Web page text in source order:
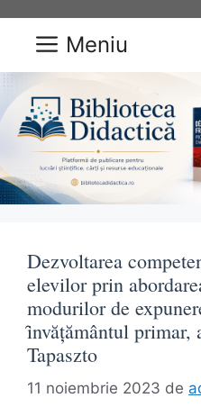
conținut Meniu
Dezvoltarea
elevilor prin
modurilor de
ȋnvăţământul primar,
Tapaszto
11 noiembrie 2023 de